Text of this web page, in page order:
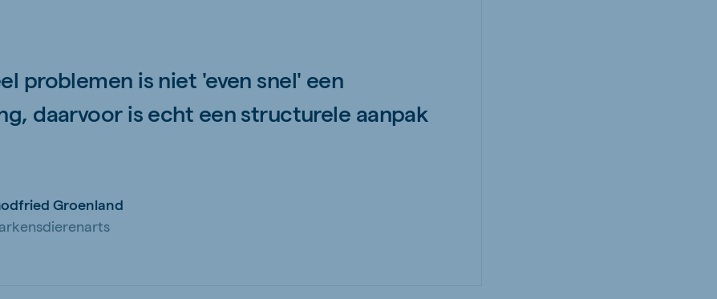
problemen is niet 'even snel' een
daarvoor is echt een structurele aanpak
Groenland